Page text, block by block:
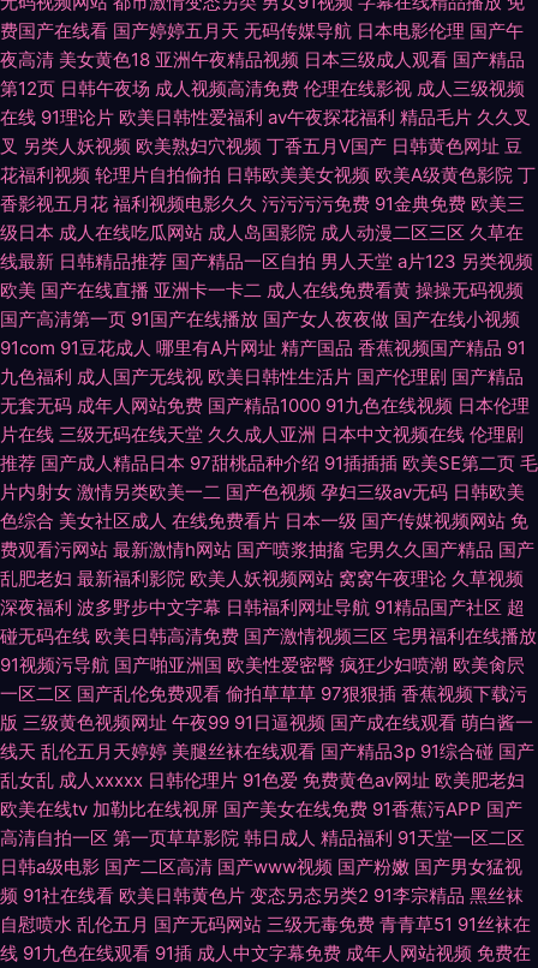
费国产在线看 国产婷婷五月天 无码传媒导航 日本电影伦理 国产午
夜高清 美女黄色18 亚洲午夜精品视频 日本三级成人观看 国产精品
第12页 日韩午夜场 成人视频高清免费 伦理在线影视 成人三级视频
在线 91理论片 欧美日韩性爱福利 av午夜探花福利 精品毛片 久久叉
叉 另类人妖视频 欧美熟妇穴视频 丁香五月V国产 日韩黄色网址 豆
花福利视频 轮理片自拍偷拍 日韩欧美美女视频 欧美A级黄色影院 丁
香影视五月花 福利视频电影久久 污污污污免费 91金典免费 欧美三
级日本 成人在线吃瓜网站 成人岛国影院 成人动漫二区三区 久草在
线最新 日韩精品推荐 国产精品一区自拍 男人天堂 a片123 另类视频
欧美 国产在线直播 亚洲卡一卡二 成人在线免费看黄 操操无码视频
国产高清第一页 91国产在线播放 国产女人夜夜做 国产在线小视频
91com 91豆花成人 哪里有A片网址 精产国品 香蕉视频国产精品 91
九色福利 成人国产无线视 欧美日韩性生活片 国产伦理剧 国产精品
无套无码 成年人网站免费 国产精品1000 91九色在线视频 日本伦理
片在线 三级无码在线天堂 久久成人亚洲 日本中文视频在线 伦理剧
推荐 国产成人精品日本 97甜桃品种介绍 91插插插 欧美SE第二页 毛
片内射女 激情另类欧美一二 国产色视频 孕妇三级av无码 日韩欧美
色综合 美女社区成人 在线免费看片 日本一级 国产传媒视频网站 免
费观看污网站 最新激情h网站 国产喷浆抽搐 宅男久久国产精品 国产
乱肥老妇 最新福利影院 欧美人妖视频网站 窝窝午夜理论 久草视频
深夜福利 波多野步中文字幕 日韩福利网址导航 91精品国产社区 超
碰无码在线 欧美日韩高清免费 国产激情视频三区 宅男福利在线播放
91视频污导航 国产啪亚洲国 欧美性爱密臀 疯狂少妇喷潮 欧美肏屄
一区二区 国产乱伦免费观看 偷拍草草草 97狠狠插 香蕉视频下载污
版 三级黄色视频网址 午夜99 91日逼视频 国产成在线观看 萌白酱一
线天 乱伦五月天婷婷 美腿丝袜在线观看 国产精品3p 91综合碰 国产
乱女乱 成人xxxxx 日韩伦理片 91色爱 免费黄色av网址 欧美肥老妇
欧美在线tv 加勒比在线视屏 国产美女在线免费 91香蕉污APP 国产
高清自拍一区 第一页草草影院 韩日成人 精品福利 91天堂一区二区
日韩a级电影 国产二区高清 国产www视频 国产粉嫩 国产男女猛视
频 91社在线看 欧美日韩黄色片 变态另态另类2 91李宗精品 黑丝袜
自慰喷水 乱伦五月 国产无码网站 三级无毒免费 青青草51 91丝袜在
线 91九色在线观看 91插 成人中文字幕免费 成年人网站视频 免费在